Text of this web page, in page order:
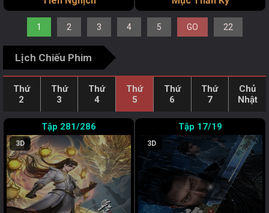
1 2 3 4 5 GO 22
Lịch Chiếu Phim
Thứ
2
Thứ
3
Thứ
4
Thứ
5
Thứ
6
Thứ
7
Chủ
Nhật
281/286
3D
17/19
3D